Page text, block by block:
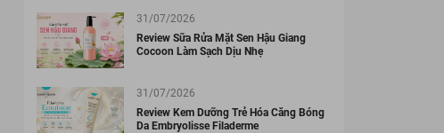
31/07/2026
Review Sữa Rửa Mặt Sen Hậu Giang
Cocoon Làm Sạch Dịu Nhẹ
31/07/2026
Review Kem Dưỡng Trẻ Hóa Căng Bóng
Da Embryolisse Filaderme